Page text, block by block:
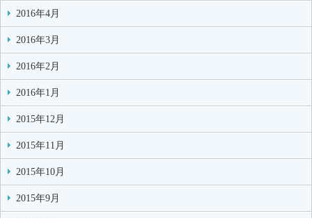
2016年4月
2016年3月
2016年2月
2016年1月
2015年12月
2015年11月
2015年10月
2015年9月